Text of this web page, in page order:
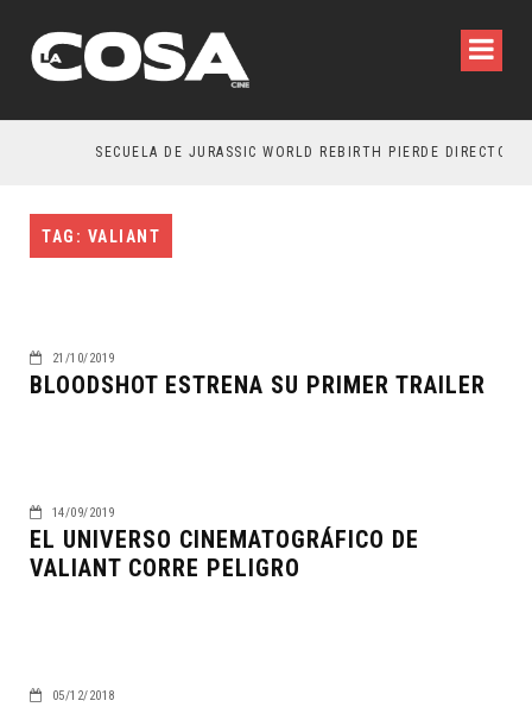
SECUELA DE JURASSIC WORLD REBIRTH PIERDE DIRECTOR
TAG: VALIANT
21/10/2019
BLOODSHOT ESTRENA SU PRIMER TRAILER
14/09/2019
EL UNIVERSO CINEMATOGRÁFICO DE
VALIANT CORRE PELIGRO
05/12/2018